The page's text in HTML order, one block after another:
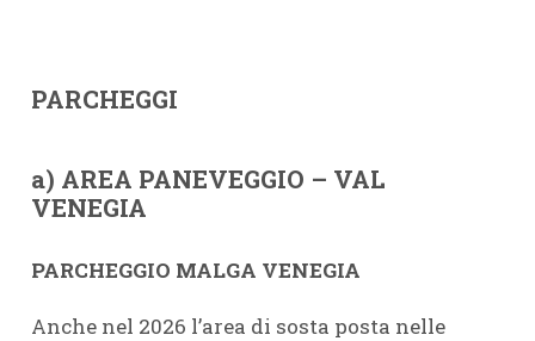
PARCHEGGI
a) AREA PANEVEGGIO – VAL
VENEGIA
PARCHEGGIO MALGA VENEGIA
Anche nel 2026 l’area di sosta posta nelle